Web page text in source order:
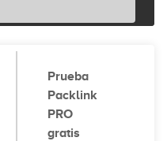
Prueba
Packlink
PRO
gratis